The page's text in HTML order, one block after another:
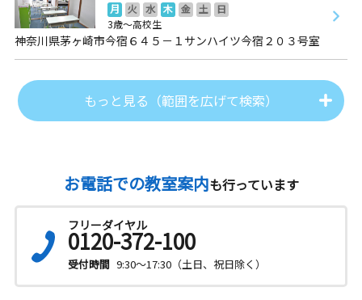
月 火 水 木 金 土
日
3歳～高校生
神奈川県茅ヶ崎市今宿６４５－１サンハイツ今宿２０３号室
もっと見る（範囲を広げて検索）
お電話での教室案内も行っています
フリーダイヤル
0120-372-100
受付時間 9:30～17:30（土日、祝日除く）